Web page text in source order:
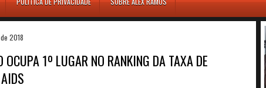
2018
OCUPA 1º LUGAR NO RANKING DA TAXA DE